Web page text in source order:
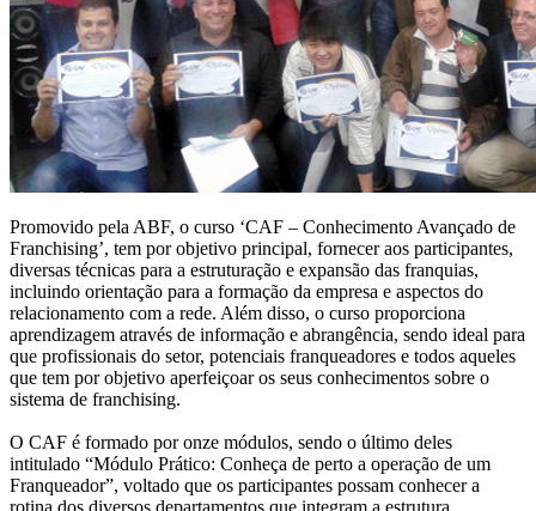
Promovido pela ABF, o curso ‘CAF – Conhecimento Avançado de
Franchising’, tem por objetivo principal, fornecer aos participantes,
diversas técnicas para a estruturação e expansão das franquias,
incluindo orientação para a formação da empresa e aspectos do
relacionamento com a rede. Além disso, o curso proporciona
aprendizagem através de informação e abrangência, sendo ideal para
que profissionais do setor, potenciais franqueadores e todos aqueles
que tem por objetivo aperfeiçoar os seus conhecimentos sobre o
sistema de franchising.
O CAF é formado por onze módulos, sendo o último deles
intitulado “Módulo Prático: Conheça de perto a operação de um
Franqueador”, voltado que os participantes possam conhecer a